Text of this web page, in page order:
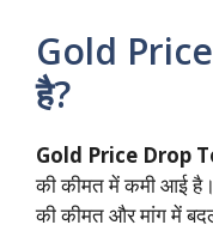
Gold
है?
Gold Price Drop
की कीमत में कमी आई है।
की कीमत और मांग में